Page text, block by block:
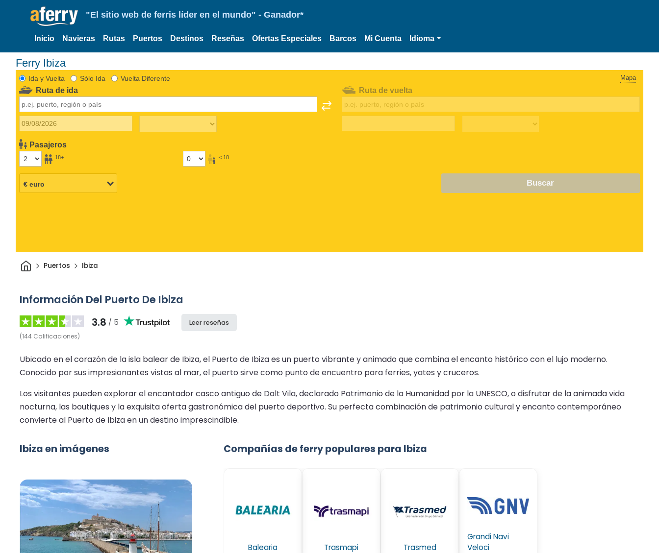
"El sitio web de ferris líder en el mundo" - Ganador*
Inicio Navieras Rutas Puertos Destinos Reseñas Ofertas Especiales Barcos Mi Cuenta Idioma
Ferry Ibiza
Ida y Vuelta Sólo Ida Vuelta Diferente Mapa
Ruta de ida
Pasajeros
18+ < 18
Ruta de vuelta
Buscar
InicioPuertos Ibiza
Información Del Puerto De Ibiza
3.8 / 5
(144 Calificaciones)
Leer reseñas
Ubicado en el corazón de la isla balear de Ibiza, el Puerto de Ibiza es un puerto vibrante y animado que combina el encanto histórico con el lujo moderno.
Conocido por sus impresionantes vistas al mar, el puerto sirve como punto de encuentro para ferries, yates y cruceros.
Los visitantes pueden explorar el encantador casco antiguo de Dalt Vila, declarado Patrimonio de la Humanidad por la UNESCO, o disfrutar de la animada vida
nocturna, las boutiques y la exquisita oferta gastronómica del puerto deportivo. Su perfecta combinación de patrimonio cultural y encanto contemporáneo
convierte al Puerto de Ibiza en un destino imprescindible.
Ibiza en imágenes Compañías de ferry populares para Ibiza
Balearia Trasmapi Trasmed
Grandi Navi
Veloci